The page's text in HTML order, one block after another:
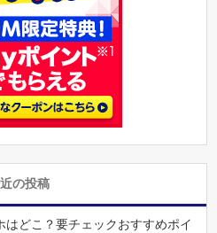
の投稿
どこ？要チェックおすすめポイ